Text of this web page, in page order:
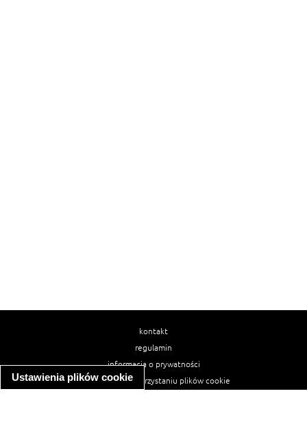
Ustawienia plików cookie
kontakt
regulamin
informacja o prywatności
informacja o wykorzystaniu plików cookie